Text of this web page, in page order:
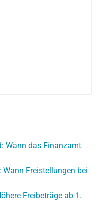
Wann das Finanzamt
Freistellungen bei
Freibeträge ab 1.